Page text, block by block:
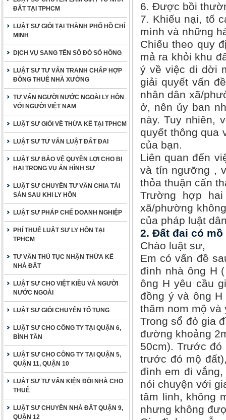
ĐẤT TẠI TPHCM
LUẬT SƯ GIỎI TẠI THÀNH PHỐ HỒ CHÍ
MINH
DỊCH VỤ SANG TÊN SỔ ĐỎ SỔ HỒNG
LUẬT SƯ TƯ VẤN TRANH CHẤP HỢP
ĐỒNG THUÊ NHÀ XƯỞNG
TƯ VẤN NGƯỜI NƯỚC NGOÀI LY HÔN
VỚI NGƯỜI VIỆT NAM
LUẬT SƯ GIỎI VỀ THỪA KẾ TẠI TPHCM
LUẬT SƯ TƯ VẤN LUẬT ĐẤT ĐAI
LUẬT SƯ BẢO VỆ QUYỀN LỢI CHO BỊ
HẠI TRONG VỤ ÁN HÌNH SỰ
LUẬT SƯ CHUYÊN TƯ VẤN CHIA TÀI
SẢN SAU KHI LY HÔN
LUẬT SƯ PHÁP CHẾ DOANH NGHIỆP
PHÍ THUÊ LUẬT SƯ LY HÔN TẠI
TPHCM
TƯ VẤN THỦ TỤC NHẬN THỪA KẾ
NHÀ ĐẤT
LUẬT SƯ CHO VIỆT KIỀU VÀ NGƯỜI
NƯỚC NGOÀI
LUẬT SƯ GIỎI CHUYÊN TỐ TỤNG
LUẬT SƯ CHO CÔNG TY TẠI QUẬN 6,
BÌNH TÂN
LUẬT SƯ CHO CÔNG TY TẠI QUẬN 5,
QUẬN 11, QUẬN 10
LUẬT SƯ TƯ VẤN KIỆN ĐÒI NHÀ CHO
THUÊ
LUẬT SƯ CHUYÊN NHÀ ĐẤT QUẬN 9,
QUẬN 12
6. Được bồi
7. Khiếu nại, tố
mình và những
Chiếu theo quy
mả ra khỏi khu
ý về việc di dời
giải quyết vấn
nhân dân xã/
ở, nên ủy ban
này. Tuy nhiên,
quyết thông qua
của bạn.
Liên quan đến
và tín ngưỡng ,
thỏa thuận cẩn
Trường hợp
xã/phường
của pháp luật
2. Đất đai có
Chào luật sư,
Em có vấn đề
đình nhà ông H
ông H yêu cầu
đồng ý và ông
thăm nom mộ và
Trong sổ đỏ gia
đường khoảng
50cm). Trước
trước đó mộ
đình em đi
nói chuyện với
tâm linh, không
nhưng không